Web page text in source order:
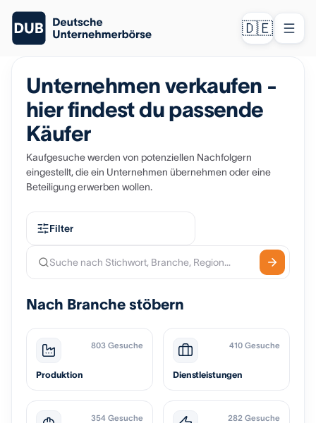
🇩🇪
Unternehmen verkaufen -
hier findest du passende
Käufer
Kaufgesuche werden von potenziellen Nachfolgern
eingestellt, die ein Unternehmen übernehmen oder eine
Beteiligung erwerben wollen.
Filter
Nach Branche stöbern
803 Gesuche
Produktion
410 Gesuche
Dienstleistungen
354 Gesuche 282 Gesuche